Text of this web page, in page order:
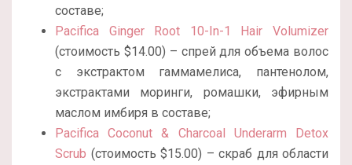
составе;
Pacifica Ginger Root 10-In-1 Hair Volumizer
(стоимость $14.00) – спрей для объема волос
с экстрактом гаммамелиса, пантенолом,
экстрактами моринги, ромашки, эфирным
маслом имбиря в составе;
Pacifica Coconut & Charcoal Underarm Detox
Scrub (стоимость $15.00) – скраб для области